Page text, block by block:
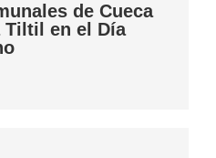
de Cueca
Tiltil en el Día